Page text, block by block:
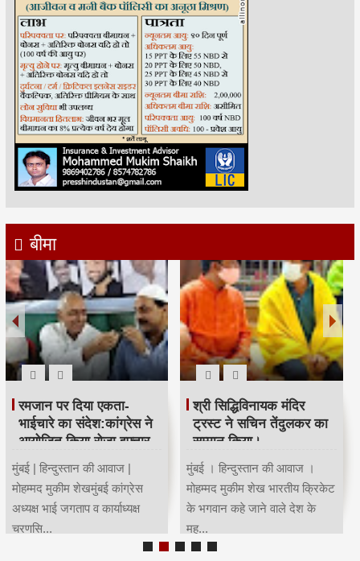
बीमा
रमजान पर दिया एकता-
भाईचारे का संदेश:कांग्रेस ने
आयोजित किया रोजा इफ्तार
मुंबई | हिन्दुस्तान की आवाज |
मोहम्मद मुकीम शेखमुंबई कांग्रेस
अध्यक्ष भाई जगताप व कार्याध्यक्ष
चरणसि...
श्री सिद्धिविनायक मंदिर
ट्रस्ट ने सचिन तेंदुलकर का
सम्मान किया।
मुंबई । हिन्दुस्तान की आवाज ।
मोहम्मद मुकीम शेख भारतीय क्रिकेट
के भगवान कहे जाने वाले देश के
मह...